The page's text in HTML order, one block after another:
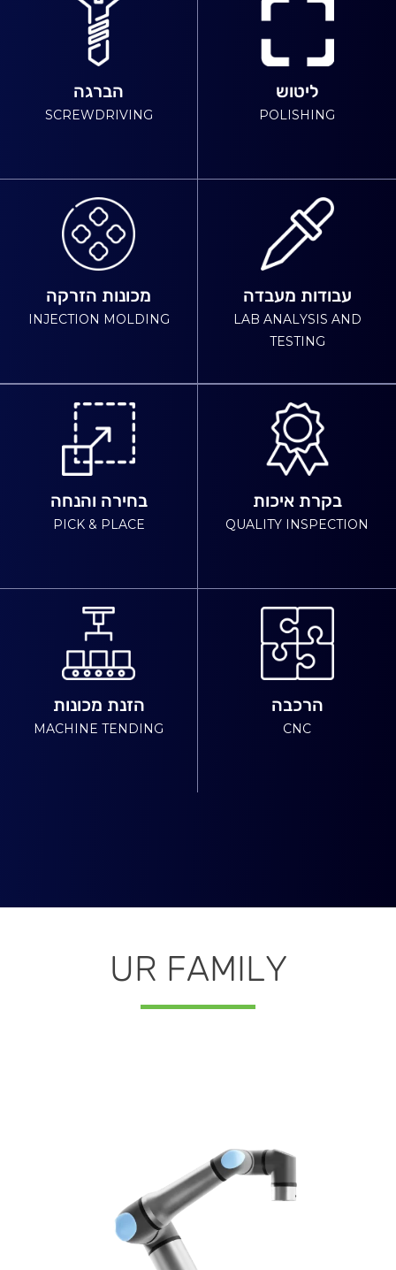
ליטוש
POLISHING
הברגה
SCREWDRIVING
עבודות מעבדה
LAB ANALYSIS AND
TESTING
מכונות הזרקה
INJECTION MOLDING
בקרת איכות
QUALITY INSPECTION
בחירה והנחה
PICK & PLACE
הרכבה
CNC
הזנת מכונות
MACHINE TENDING
UR FAMILY